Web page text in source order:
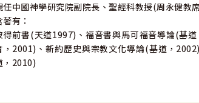
任中國神學研究院副院長、聖經科教授(周永健教
著有：
得前書(天道1997)、福音書與馬可福音導論(基
，2001)、新約歷史與宗教文化導論(基道，
，2010)